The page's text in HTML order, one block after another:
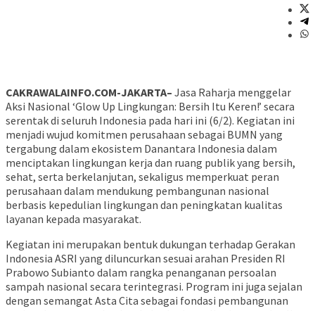
CAKRAWALAINFO.COM-JAKARTA– Jasa Raharja menggelar
Aksi Nasional ‘Glow Up Lingkungan: Bersih Itu Keren!’ secara
serentak di seluruh Indonesia pada hari ini (6/2). Kegiatan ini
menjadi wujud komitmen perusahaan sebagai BUMN yang
tergabung dalam ekosistem Danantara Indonesia dalam
menciptakan lingkungan kerja dan ruang publik yang bersih,
sehat, serta berkelanjutan, sekaligus memperkuat peran
perusahaan dalam mendukung pembangunan nasional
berbasis kepedulian lingkungan dan peningkatan kualitas
layanan kepada masyarakat.
Kegiatan ini merupakan bentuk dukungan terhadap Gerakan
Indonesia ASRI yang diluncurkan sesuai arahan Presiden RI
Prabowo Subianto dalam rangka penanganan persoalan
sampah nasional secara terintegrasi. Program ini juga sejalan
dengan semangat Asta Cita sebagai fondasi pembangunan